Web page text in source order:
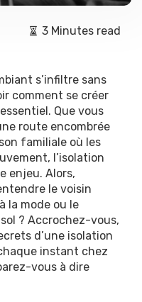
3 Minutes read
s’infiltre sans
comment se créer
Que vous
route encombrée
familiale où les
l’isolation
enjeu. Alors,
le voisin
la mode ou le
? Accrochez-vous,
d’une isolation
instant chez
vous à dire